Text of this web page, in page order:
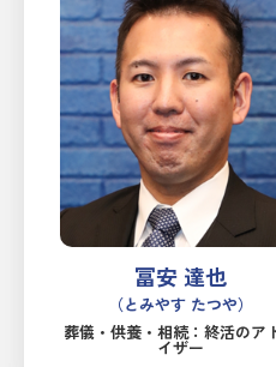
冨安 達也
（とみやす たつや）
葬儀・供養・相続：終活のア
イザー